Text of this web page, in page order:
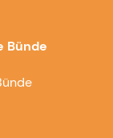
Bünde